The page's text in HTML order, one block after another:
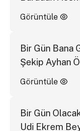
Görüntüle
Bir Gün Bana
Şekip Ayhan
Görüntüle
Bir Gün
Udi Ekrem